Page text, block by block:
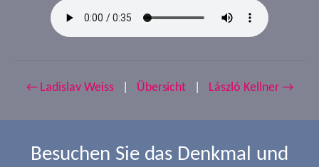
← Ladislav Weiss Übersicht László Kellner →
Besuchen Sie das Denkmal und